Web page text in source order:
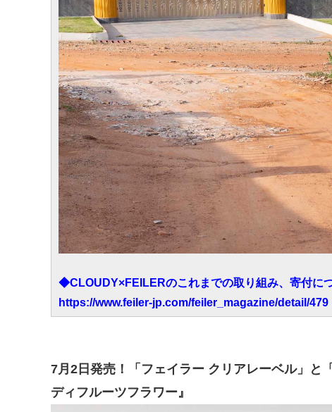
◆CLOUDY×FEILERのこれまでの取り組み、寄付に
https://www.feiler-jp.com/feiler_magazine/detail/479
7月2日発売！「フェイラー クリアレーベル」と
ディフルーツフラワー』